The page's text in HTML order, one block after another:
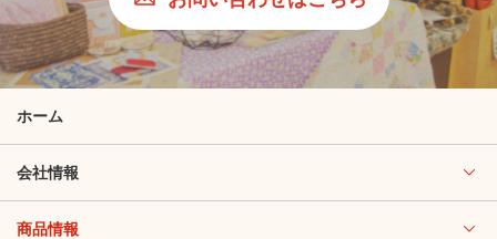
ホーム
会社情報
商品情報